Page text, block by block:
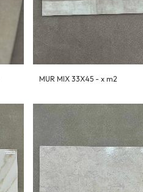
MUR MIX 33X45 - x m2